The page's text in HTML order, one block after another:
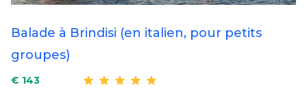
Balade à Brindisi (en italien, pour petits
groupes)
€ 143